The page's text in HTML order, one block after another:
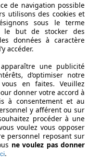
de navigation possible
utilisons des cookies et
sous le terme
le but de stocker des
données à caractère
accéder.
une publicité
d’optimiser notre
en faites. Veuillez
donner votre accord à
à consentement et au
y afférent ou sur
procéder à une
voulez vous opposer
personnel reposant sur
ne voulez pas donner
.